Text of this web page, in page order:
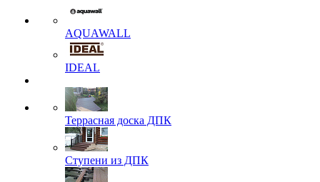
AQUAWALL
IDEAL
Террасная доска ДПК
Ступени из ДПК